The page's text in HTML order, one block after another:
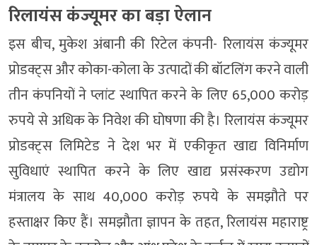
रिलायंस कंज्यूमर का बड़ा ऐलान
इस बीच, मुकेश अंबानी की रिटेल कंपनी- रिलायंस कंज्यूमर
प्रोडक्ट्स और कोका-कोला के उत्पादों की बॉटलिंग करने वाली
तीन कंपनियों ने प्लांट स्थापित करने के लिए 65,000 करोड़
रुपये से अधिक के निवेश की घोषणा की है। रिलायंस कंज्यूमर
प्रोडक्ट्स लिमिटेड ने देश भर में एकीकृत खाद्य विनिर्माण
सुविधाएं स्थापित करने के लिए खाद्य प्रसंस्करण उद्योग
मंत्रालय के साथ 40,000 करोड़ रुपये के समझौते पर
हस्ताक्षर किए हैं। समझौता ज्ञापन के तहत, रिलायंस महाराष्ट्र